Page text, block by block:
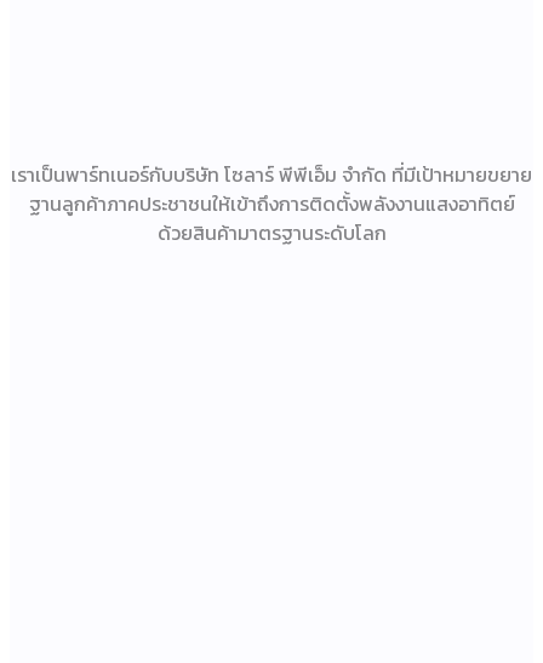
เราเป็นพาร์ทเนอร์กับบริษัท โซลาร์ พีพีเอ็ม จำกัด ที่มีเป้าหมายขยาย
ฐานลูกค้าภาคประชาชนให้เข้าถึงการติดตั้งพลังงานแสงอาทิตย์
ด้วยสินค้ามาตรฐานระดับโลก